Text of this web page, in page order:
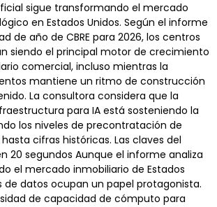
sigue transformando el mercado
en Estados Unidos. Según el informe
de año de CBRE para 2026, los centros
siendo el principal motor de crecimiento
comercial, incluso mientras la
mantiene un ritmo de construcción
La consultora considera que la
para IA está sosteniendo la
los niveles de precontratación de
cifras históricas. Las claves del
20 segundos Aunque el informe analiza
el mercado inmobiliario de Estados
de datos ocupan un papel protagonista.
de capacidad de cómputo para